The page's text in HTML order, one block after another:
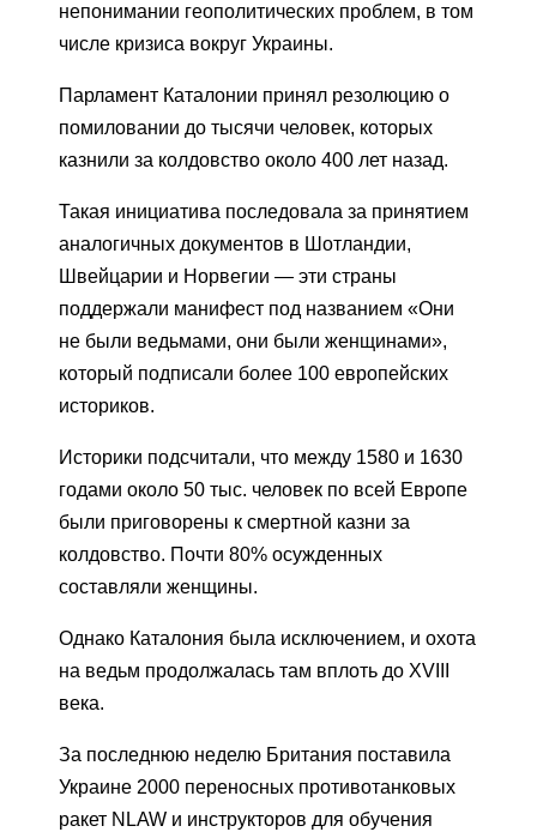
непонимании геополитических проблем, в том
числе кризиса вокруг Украины.
Парламент Каталонии принял резолюцию о
помиловании до тысячи человек, которых
казнили за колдовство около 400 лет назад.
Такая инициатива последовала за принятием
аналогичных документов в Шотландии,
Швейцарии и Норвегии — эти страны
поддержали манифест под названием «Они
не были ведьмами, они были женщинами»,
который подписали более 100 европейских
историков.
Историки подсчитали, что между 1580 и 1630
годами около 50 тыс. человек по всей Европе
были приговорены к смертной казни за
колдовство. Почти 80% осужденных
составляли женщины.
Однако Каталония была исключением, и охота
на ведьм продолжалась там вплоть до XVIII
века.
За последнюю неделю Британия поставила
Украине 2000 переносных противотанковых
ракет NLAW и инструкторов для обучения